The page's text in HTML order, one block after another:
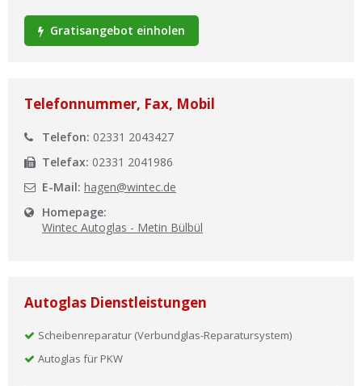
Werkstatt Login
Gratisangebot einholen
Telefonnummer, Fax, Mobil
Telefon: 02331 2043427
Telefax: 02331 2041986
E-Mail: hagen@wintec.de
Homepage:
Wintec Autoglas - Metin Bülbül
Autoglas Dienstleistungen
Scheibenreparatur (Verbundglas-Reparatursystem)
Autoglas für PKW